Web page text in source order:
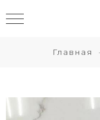
Главная